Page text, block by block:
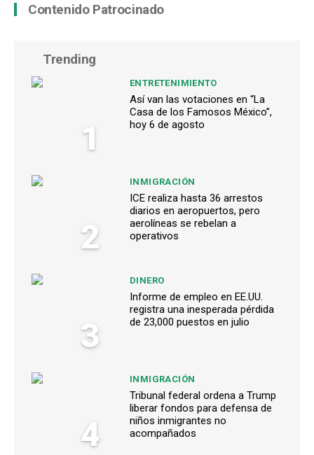
Contenido Patrocinado
Trending
1
ENTRETENIMIENTO
Así van las votaciones en “La
Casa de los Famosos México”,
hoy 6 de agosto
2
INMIGRACIÓN
ICE realiza hasta 36 arrestos
diarios en aeropuertos, pero
aerolíneas se rebelan a
operativos
3
DINERO
Informe de empleo en EE.UU.
registra una inesperada pérdida
de 23,000 puestos en julio
4
INMIGRACIÓN
Tribunal federal ordena a Trump
liberar fondos para defensa de
niños inmigrantes no
acompañados